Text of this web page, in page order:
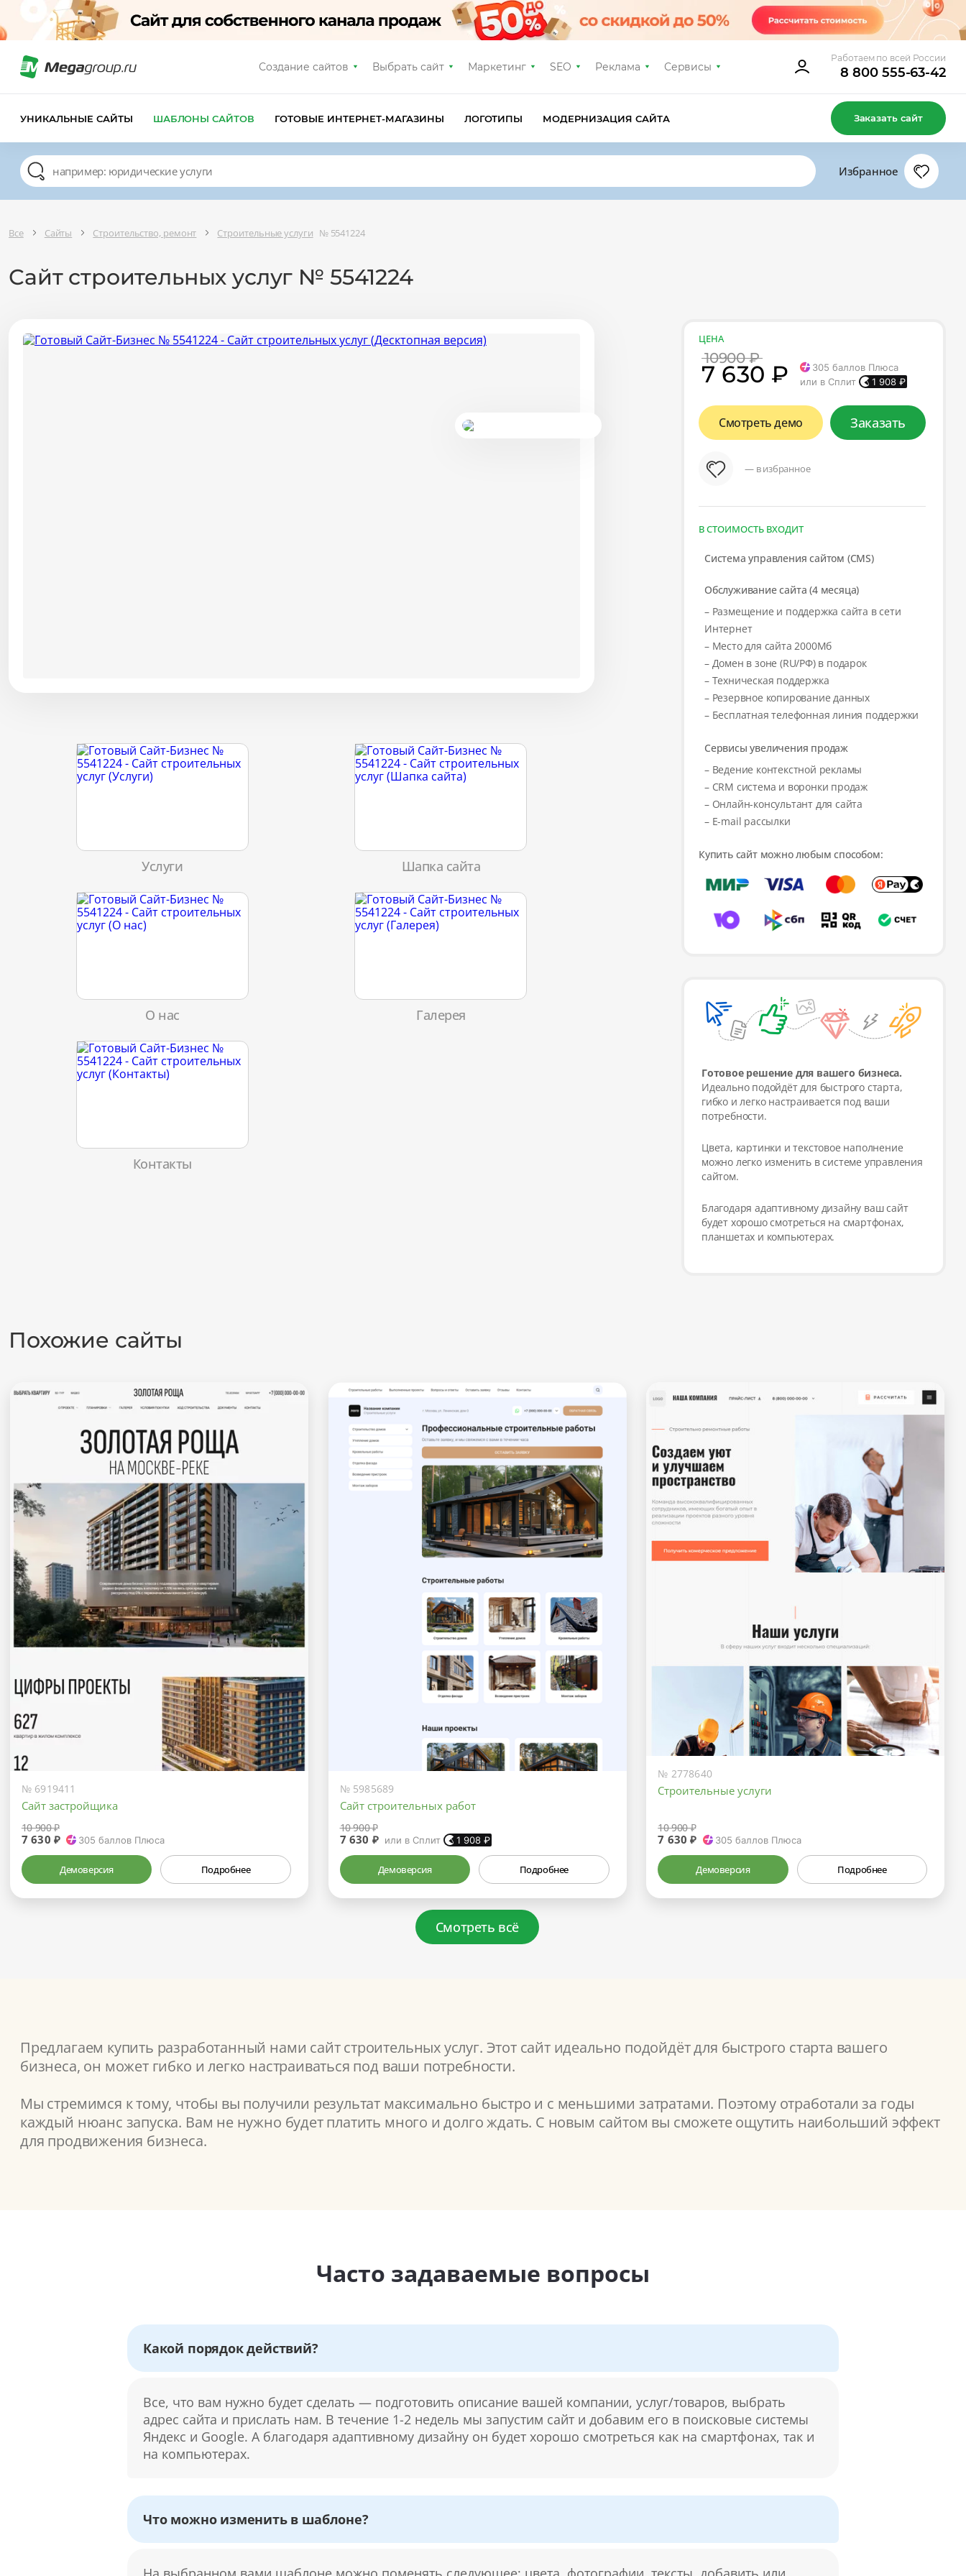
Создание сайтов Выбрать сайт Маркетинг SEO Реклама Сервисы
Работаем по всей России
8 800 555-63-42
УНИКАЛЬНЫЕ САЙТЫ ШАБЛОНЫ САЙТОВ ГОТОВЫЕ ИНТЕРНЕТ-МАГАЗИНЫ ЛОГОТИПЫ МОДЕРНИЗАЦИЯ САЙТА Заказать сайт
Избранное
Все Сайты Строительство, ремонт Строительные услуги № 5541224
Сайт строительных услуг № 5541224
ЦЕНА
10900 ₽
7 630 ₽ 305 баллов Плюса
или в Сплит
1 908 ₽
Смотреть демо Заказать
— в избранное
В СТОИМОСТЬ ВХОДИТ
Система управления сайтом (CMS)
Обслуживание сайта (4 месяца)
– Размещение и поддержка сайта в сети
Интернет
– Место для сайта 2000Мб
– Домен в зоне (RU/РФ) в подарок
– Техническая поддержка
– Резервное копирование данных
– Бесплатная телефонная линия поддержки
Сервисы увеличения продаж
– Ведение контекстной рекламы
– CRM система и воронки продаж
– Онлайн-консультант для сайта
– E-mail рассылки
Купить сайт можно любым способом:
Готовое решение для вашего бизнеса.
Идеально подойдёт для быстрого старта,
гибко и легко настраивается под ваши
потребности.
Цвета, картинки и текстовое наполнение
можно легко изменить в системе управления
сайтом.
Благодаря адаптивному дизайну ваш сайт
будет хорошо смотреться на смартфонах,
планшетах и компьютерах.
Услуги Шапка сайта
О нас Галерея
Контакты
Похожие сайты
№ 6919411
Сайт застройщика
10 900 ₽
7 630 ₽ 305 баллов Плюса
Демоверсия Подробнее
№ 5985689
Сайт строительных работ
10 900 ₽
7 630 ₽ или в Сплит 1 908₽
Демоверсия Подробнее
№ 2778640
Строительные услуги
10 900 ₽
7 630 ₽ 305 баллов Плюса
Демоверсия Подробнее
Смотреть всё
Предлагаем купить разработанный нами сайт строительных услуг. Этот сайт идеально подойдёт для быстрого старта вашего
бизнеса, он может гибко и легко настраиваться под ваши потребности.
Мы стремимся к тому, чтобы вы получили результат максимально быстро и с меньшими затратами. Поэтому отработали за годы
каждый нюанс запуска. Вам не нужно будет платить много и долго ждать. С новым сайтом вы сможете ощутить наибольший эффект
для продвижения бизнеса.
Часто задаваемые вопросы
Какой порядок действий?
Все, что вам нужно будет сделать — подготовить описание вашей компании, услуг/товаров, выбрать
адрес сайта и прислать нам. В течение 1-2 недель мы запустим сайт и добавим его в поисковые системы
Яндекс и Google. А благодаря адаптивному дизайну он будет хорошо смотреться как на смартфонах, так и
на компьютерах.
Что можно изменить в шаблоне?